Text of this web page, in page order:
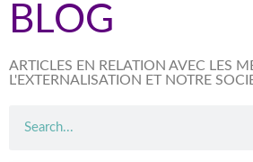
BLOG
ARTICLES EN RELATION AVEC LES
L'EXTERNALISATION ET NOTRE